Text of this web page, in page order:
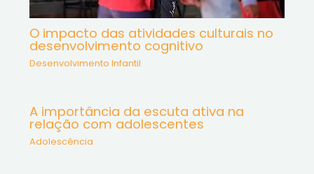
O impacto das atividades culturais no
desenvolvimento cognitivo
Desenvolvimento Infantil
A importância da escuta ativa na
relação com adolescentes
Adolescência